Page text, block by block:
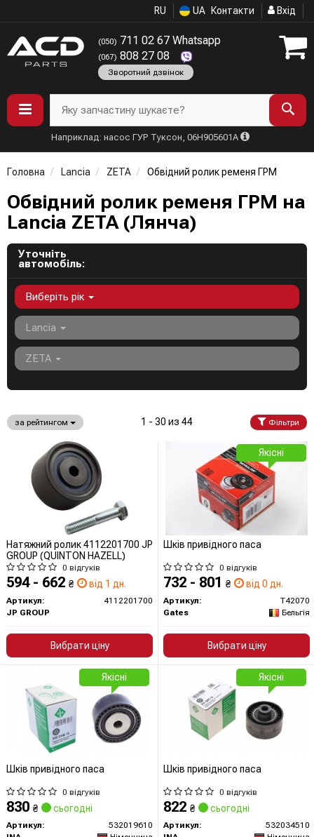
RU UA Контакти Вхід
(050) 711 02 67 Whatsapp
(067) 808 27 08
Зворотний дзвінок
Яку запчастину шукаєте?
Наприклад: насос ГУР Туксон, 06H905601A
Головна Lancia ZETA Обвідний ролик ременя ГРМ
Обвідний ролик ременя ГРМ на
Lancia ZETA (Лянча)
Уточніть
автомобіль:
Виберіть рік
Lancia
ZETA
за рейтингом 1 - 30 из 44 Фільтри
Натяжний ролик 4112201700 JP
GROUP (QUINTON HAZELL)
0 відгуків
594 - 662 ₴ від 1 дн.
Артикул:
4112201700
JP GROUP
Вибрати ціну
Шків привідного паса
0 відгуків
732 - 801 ₴ від 0 дн.
Артикул:
T42070
Gates
Бельгія
Вибрати ціну
Якісні
Шків привідного паса
0 відгуків
830 ₴ сьогодні
Артикул:
532019610
Якісні
Шків привідного паса
0 відгуків
822 ₴ сьогодні
Артикул:
532034510
Якісні